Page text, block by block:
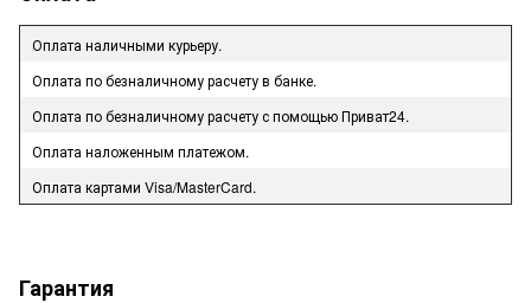
Оплата наличными курьеру.
Оплата по безналичному расчету в банке.
Оплата по безналичному расчету с помощью Приват24.
Оплата наложенным платежом.
Оплата картами Visa/MasterCard.
Гарантия